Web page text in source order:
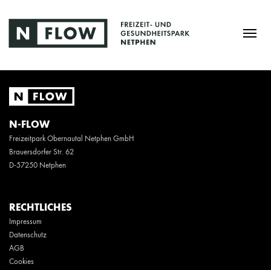
N-FLOW
Freizeitpark Obernautal Netphen GmbH
Brauersdorfer Str. 62
D-57250 Netphen
RECHTLICHES
Impressum
Datenschutz
AGB
Cookies